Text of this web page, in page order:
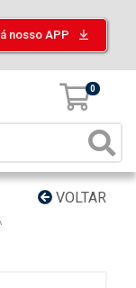
nosso APP
0
VOLTAR